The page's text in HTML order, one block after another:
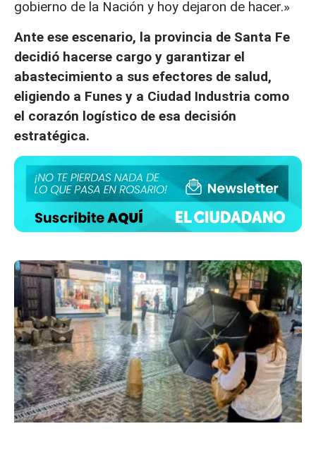
gobierno de la Nación y hoy dejaron de hacer.»
Ante ese escenario, la provincia de Santa Fe
decidió hacerse cargo y garantizar el
abastecimiento a sus efectores de salud,
eligiendo a Funes y a Ciudad Industria como
el corazón logístico de esa decisión
estratégica.